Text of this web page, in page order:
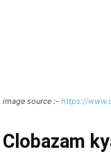
image source :- https://
Clobazam